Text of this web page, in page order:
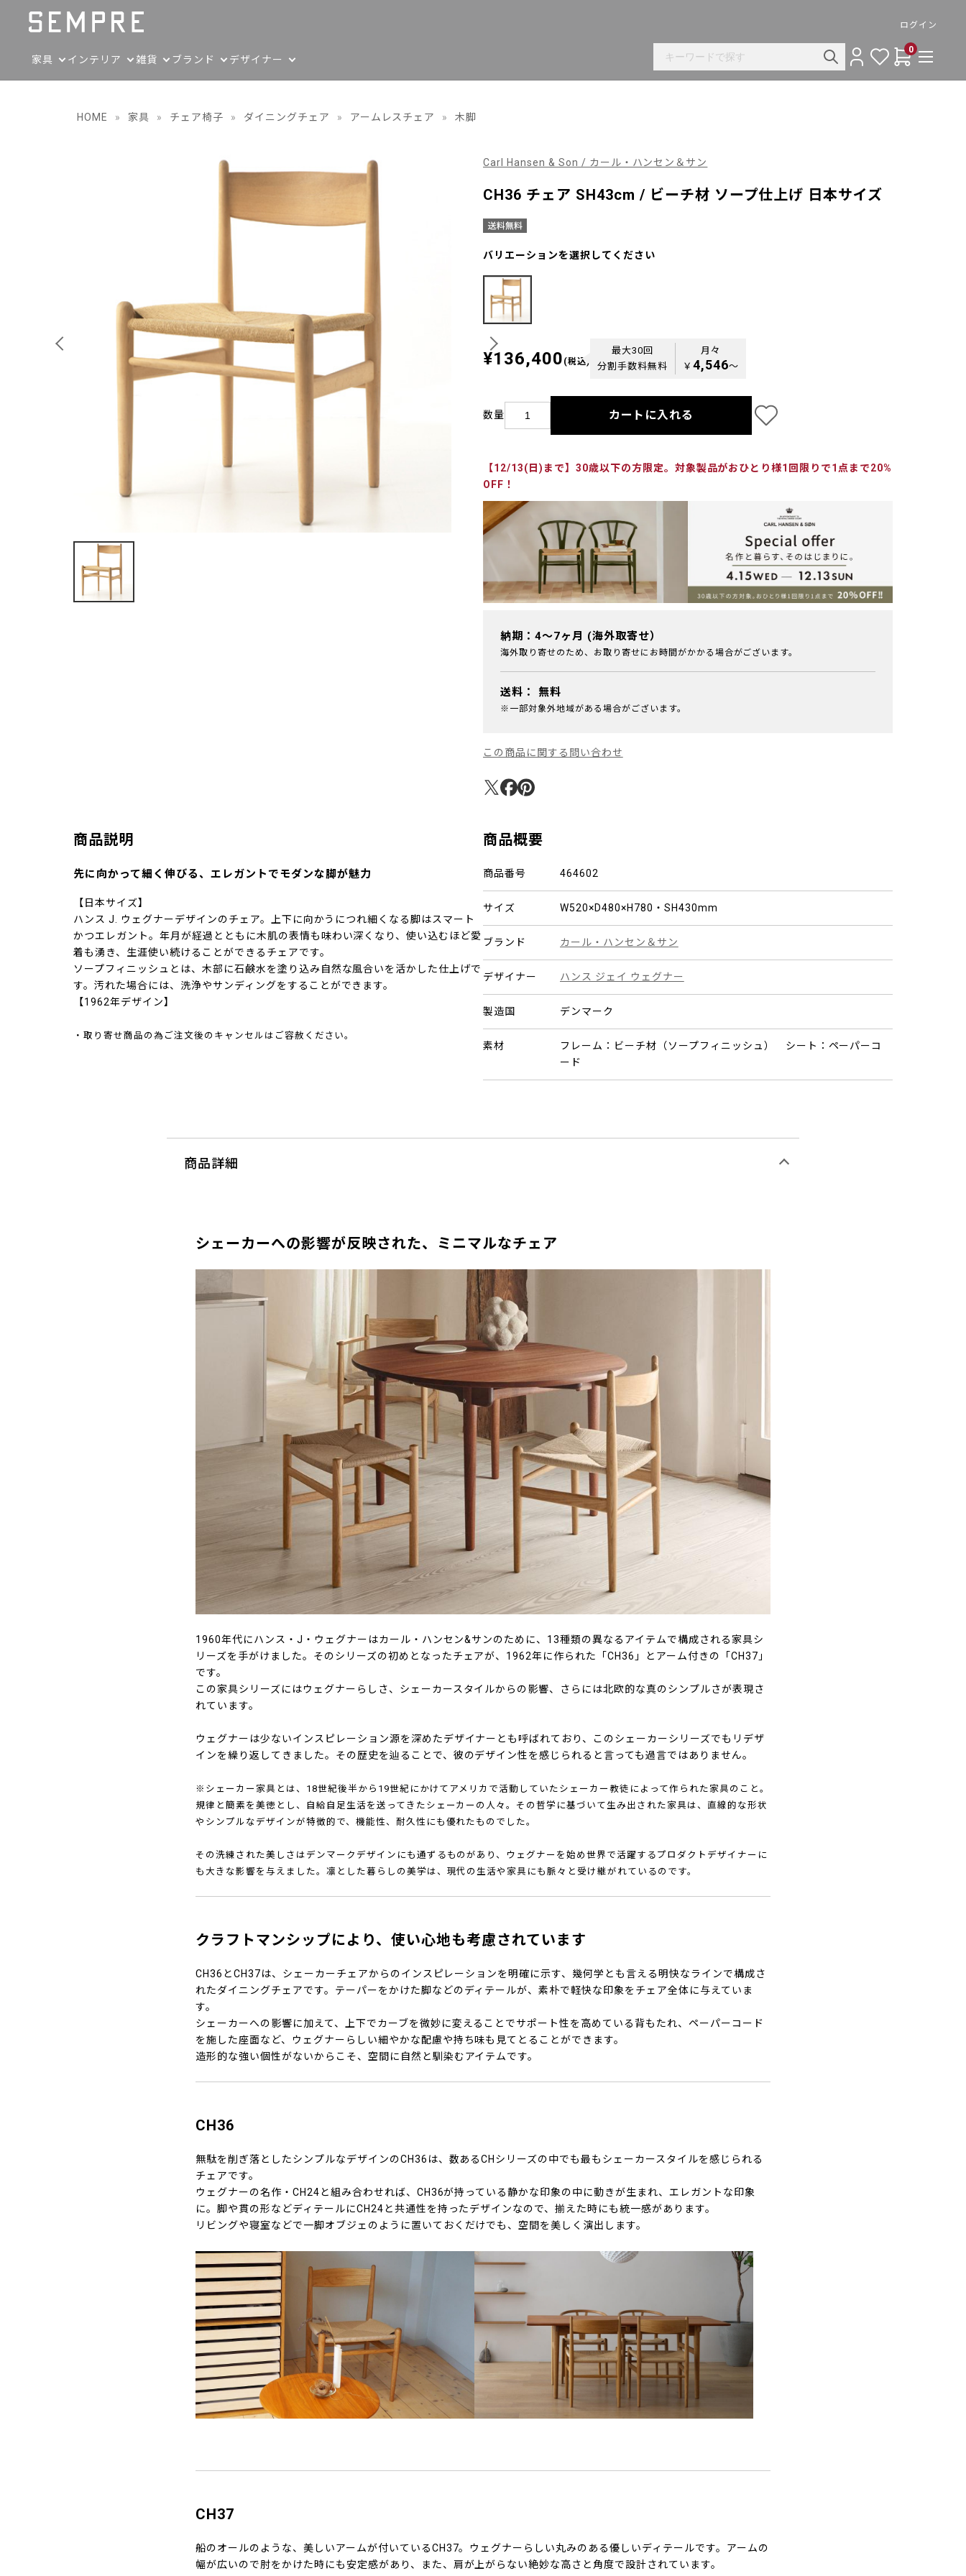
ログイン
家具 インテリア 雑貨 ブランド デザイナー
0
HOME » 家具 » チェア椅子 » ダイニングチェア » アームレスチェア » 木脚
Carl Hansen & Son / カール・ハンセン＆サン
CH36 チェア SH43cm / ビーチ材 ソープ仕上げ 日本サイズ
バリエーションを選択してください
¥136,400 (税込)
最大30回
分割手数料無料
月々
￥ 4,546〜
数量 カートに入れる
【12/13(日)まで】30歳以下の方限定。対象製品がおひとり様1回限りで1点まで20%
OFF！
納期：4～7ヶ月 (海外取寄せ）
海外取り寄せのため、お取り寄せにお時間がかかる場合がございます。
送料： 無料
※一部対象外地域がある場合がございます。
この商品に関する問い合わせ
商品説明
先に向かって細く伸びる、エレガントでモダンな脚が魅力
【日本サイズ】
ハンス J. ウェグナーデザインのチェア。上下に向かうにつれ細くなる脚はスマート
かつエレガント。年月が経過とともに木肌の表情も味わい深くなり、使い込むほど愛
着も湧き、生涯使い続けることができるチェアです。
ソープフィニッシュとは、木部に石鹸水を塗り込み自然な風合いを活かした仕上げで
す。汚れた場合には、洗浄やサンディングをすることができます。
【1962年デザイン】
・取り寄せ商品の為ご注文後のキャンセルはご容赦ください。
商品概要
商品番号 464602
サイズ W520×D480×H780・SH430mm
ブランド カール・ハンセン＆サン
デザイナー ハンス ジェイ ウェグナー
製造国 デンマーク
素材
フレーム：ビーチ材（ソープフィニッシュ） シート：ペーパーコ
ード
商品詳細
シェーカーへの影響が反映された、ミニマルなチェア
1960年代にハンス・J・ウェグナーはカール・ハンセン&サンのために、13種類の異なるアイテムで構成される家具シ
リーズを手がけました。そのシリーズの初めとなったチェアが、1962年に作られた「CH36」とアーム付きの「CH37」
です。
この家具シリーズにはウェグナーらしさ、シェーカースタイルからの影響、さらには北欧的な真のシンプルさが表現さ
れています。
ウェグナーは少ないインスピレーション源を深めたデザイナーとも呼ばれており、このシェーカーシリーズでもリデザ
インを繰り返してきました。その歴史を辿ることで、彼のデザイン性を感じられると言っても過言ではありません。
※シェーカー家具とは、18世紀後半から19世紀にかけてアメリカで活動していたシェーカー教徒によって作られた家具のこと。
規律と簡素を美徳とし、自給自足生活を送ってきたシェーカーの人々。その哲学に基づいて生み出された家具は、直線的な形状
やシンプルなデザインが特徴的で、機能性、耐久性にも優れたものでした。
その洗練された美しさはデンマークデザインにも通ずるものがあり、ウェグナーを始め世界で活躍するプロダクトデザイナーに
も大きな影響を与えました。凛とした暮らしの美学は、現代の生活や家具にも脈々と受け継がれているのです。
クラフトマンシップにより、使い心地も考慮されています
CH36とCH37は、シェーカーチェアからのインスピレーションを明確に示す、幾何学とも言える明快なラインで構成さ
れたダイニングチェアです。テーパーをかけた脚などのディテールが、素朴で軽快な印象をチェア全体に与えていま
す。
シェーカーへの影響に加えて、上下でカーブを微妙に変えることでサポート性を高めている背もたれ、ペーパーコード
を施した座面など、ウェグナーらしい細やかな配慮や持ち味も見てとることができます。
造形的な強い個性がないからこそ、空間に自然と馴染むアイテムです。
CH36
無駄を削ぎ落としたシンプルなデザインのCH36は、数あるCHシリーズの中でも最もシェーカースタイルを感じられる
チェアです。
ウェグナーの名作・CH24と組み合わせれば、CH36が持っている静かな印象の中に動きが生まれ、エレガントな印象
に。脚や貫の形などディテールにCH24と共通性を持ったデザインなので、揃えた時にも統一感があります。
リビングや寝室などで一脚オブジェのように置いておくだけでも、空間を美しく演出します。
CH37
船のオールのような、美しいアームが付いているCH37。ウェグナーらしい丸みのある優しいディテールです。アームの
幅が広いので肘をかけた時にも安定感があり、また、肩が上がらない絶妙な高さと角度で設計されています。